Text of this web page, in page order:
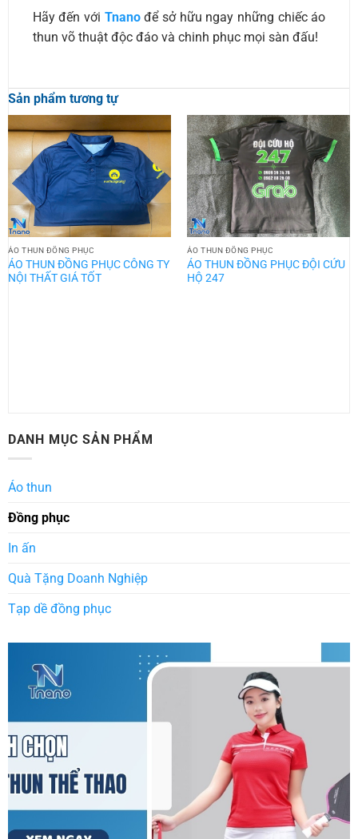
Hãy đến với Tnanođể sở hữu ngay những chiếc áo
thun võ thuật độc đáo và chinh phục mọi sàn đấu!
Sản phẩm tương tự
ÁO THUN ĐỒNG PHỤC
ÁO THUN ĐỒNG PHỤC CÔNG TY
NỘI THẤT GIÁ TỐT
ÁO THUN ĐỒNG PHỤC
ÁO THUN ĐỒNG PHỤC ĐỘI CỨU
HỘ 247
DANH MỤC SẢN PHẨM
Áo thun
Đồng phục
In ấn
Quà Tặng Doanh Nghiệp
Tạp dề đồng phục